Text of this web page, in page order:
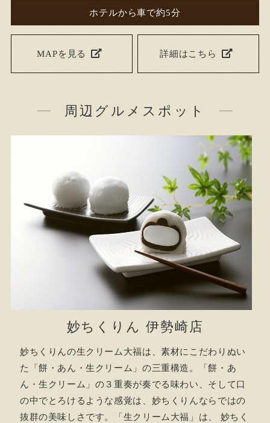
ホテルから車で約5分
MAPを見る 詳細はこちら
周辺グルメスポット
妙ちくりん 伊勢崎店
妙ちくりんの生クリーム大福は、素材にこだわりぬい
た「餅・あん・生クリーム」の三重構造。「餅・あ
ん・生クリーム」の３重奏が奏でる味わい、そして口
の中でとろけるような感覚は、妙ちくりんならではの
抜群の美味しさです。「生クリーム大福」は、 妙ちく